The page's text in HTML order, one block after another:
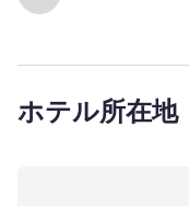
ホテル所在地